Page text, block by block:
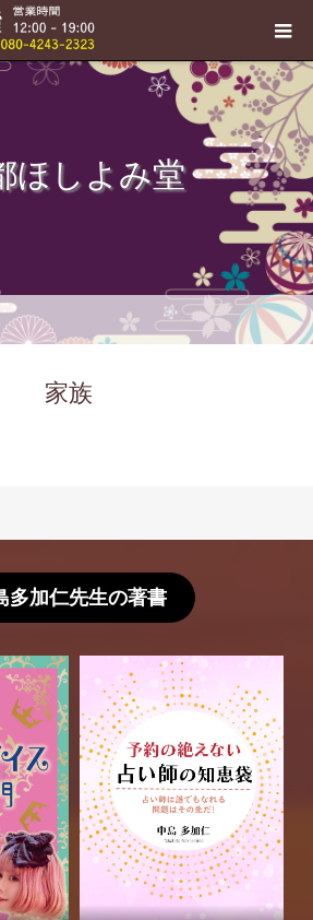
ほしよみ堂
家族
多加仁先生の著書